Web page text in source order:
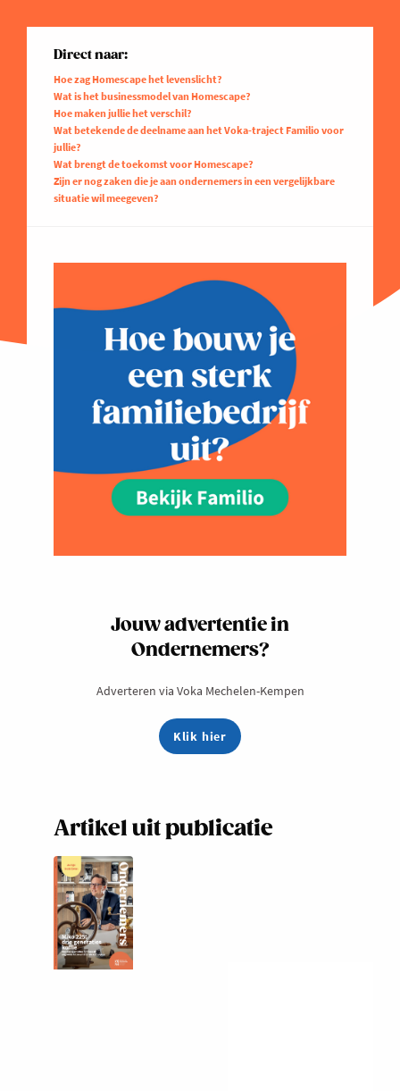
Direct naar:
Hoe zag Homescape het levenslicht?
Wat is het businessmodel van Homescape?
Hoe maken jullie het verschil?
Wat betekende de deelname aan het Voka-traject Familio voor
jullie?
Wat brengt de toekomst voor Homescape?
Zijn er nog zaken die je aan ondernemers in een vergelijkbare
situatie wil meegeven?
Jouw advertentie in
Ondernemers?
Adverteren via Voka Mechelen-Kempen
Klik hier
Artikel uit publicatie